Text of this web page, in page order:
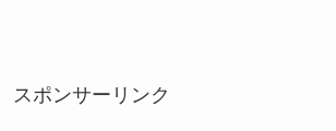
スポンサーリンク